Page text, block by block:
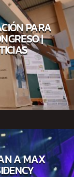
PARA
|
A MAX